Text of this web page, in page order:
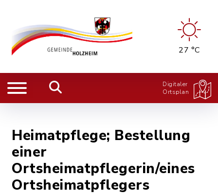
27 °C
Digitaler
Ortsplan
Heimatpflege; Bestellung
einer
Ortsheimatpflegerin/eines
Ortsheimatpflegers